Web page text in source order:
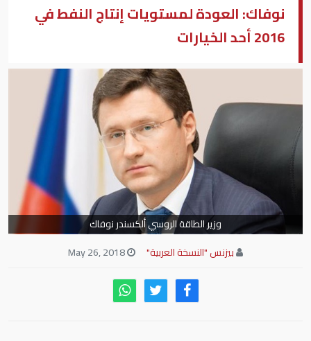
نوفاك: العودة لمستويات إنتاج النفط في
2016 أحد الخيارات
وزير الطاقة الروسي ألكسندر نوفاك
بيزنس "النسخة العربية"